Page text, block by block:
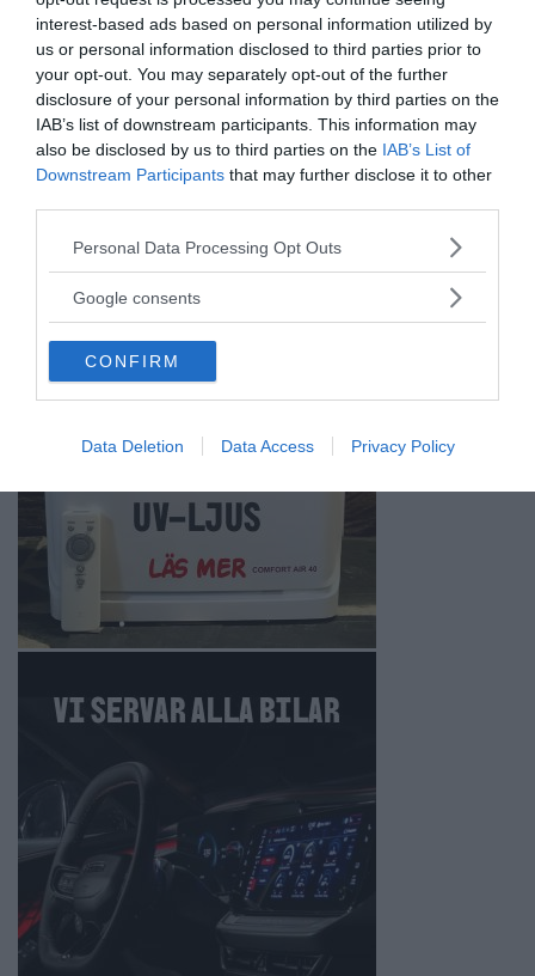
interest-based ads based on personal information utilized by
us or personal information disclosed to third parties prior to
your opt-out. You may separately opt-out of the further
disclosure of your personal information by third parties on the
IAB’s list of downstream participants. This information may
also be disclosed by us to third parties on the IAB’s List of
Downstream Participants that may further disclose it to other
Please note that this website/app uses one or more Google
not limited to your visit or usage behaviour. You may click to
use your data for below specified purposes in below Google
consent section.
Personal Data Processing Opt Outs
Google consents
CONFIRM
Data Deletion Data Access Privacy Policy
ANNONSER